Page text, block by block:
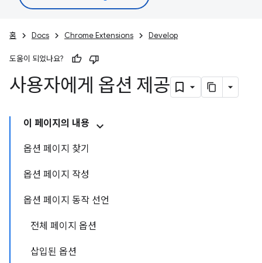
홈 Docs Chrome Extensions Develop
도움이 되었나요?
사용자에게 옵션 제공
이 페이지의 내용
옵션 페이지 찾기
옵션 페이지 작성
옵션 페이지 동작 선언
전체 페이지 옵션
삽입된 옵션